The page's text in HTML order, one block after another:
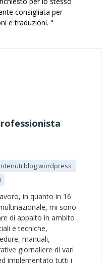
consigliata per
e traduzioni. "
blog wordpress
in quanto in 16
mi sono
di appalto in ambito
e tecniche,
manuali,
giornaliere di vari
implementato tutti i